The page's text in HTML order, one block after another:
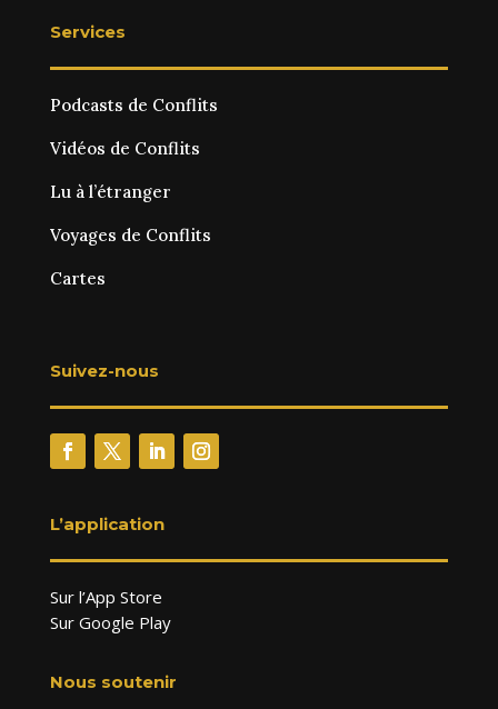
Services
Podcasts de Conflits
Vidéos de Conflits
Lu à l’étranger
Voyages de Conflits
Cartes
Suivez-nous
L’application
Sur l’App Store
Sur Google Play
Nous soutenir